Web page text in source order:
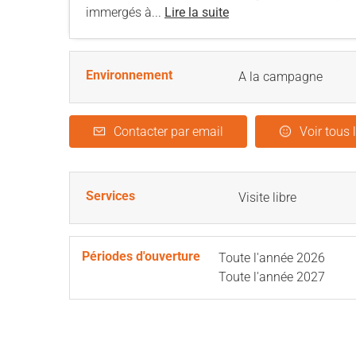
immergés à... Lire la suite
Environnement A la campagne
Contacter par email Voir tous
Services Visite libre
Périodes d'ouverture
Toute l'année 2026
Toute l'année 2027